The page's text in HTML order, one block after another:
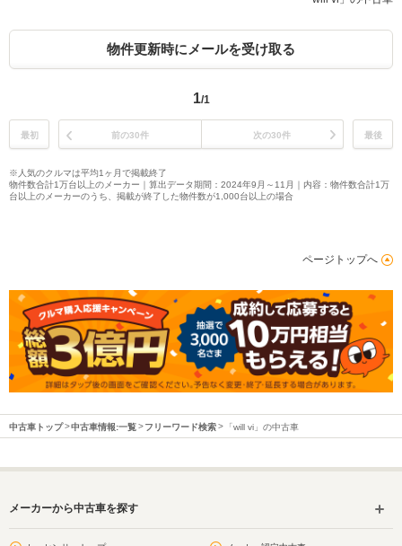
物件更新時にメールを受け取る
1/1
最初 前の30件 次の30件 最後
※人気のクルマは平均1ヶ月で掲載終了
物件数合計1万台以上のメーカー｜算出データ期間：2024年9月～11月｜内容：物件数合計1万
台以上のメーカーのうち、掲載が終了した物件数が1,000台以上の場合
ページトップへ
中古車トップ 中古車情報:一覧 フリーワード検索 「will vi」の中古車
メーカーから中古車を探す